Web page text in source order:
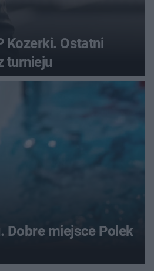
Kozerki. Ostatni
turnieju
Dobre miejsce Polek